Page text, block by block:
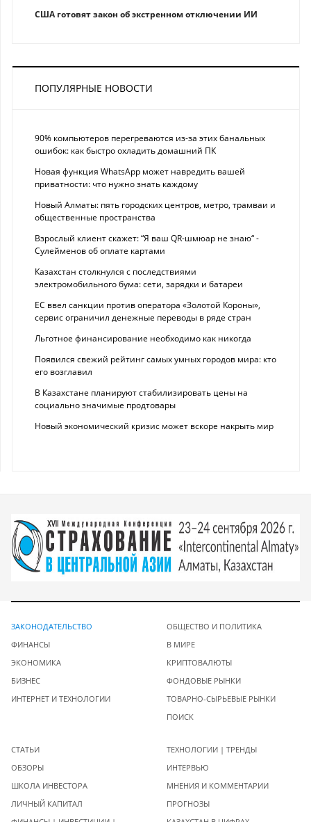
США готовят закон об экстренном отключении ИИ
ПОПУЛЯРНЫЕ НОВОСТИ
90% компьютеров перегреваются из-за этих банальных
ошибок: как быстро охладить домашний ПК
Новая функция WhatsApp может навредить вашей
приватности: что нужно знать каждому
Новый Алматы: пять городских центров, метро, трамваи и
общественные пространства
Взрослый клиент скажет: “Я ваш QR-шмюар не знаю“ -
Сулейменов об оплате картами
Казахстан столкнулся с последствиями
электромобильного бума: сети, зарядки и батареи
ЕС ввел санкции против оператора «Золотой Короны»,
сервис ограничил денежные переводы в ряде стран
Льготное финансирование необходимо как никогда
Появился свежий рейтинг самых умных городов мира: кто
его возглавил
В Казахстане планируют стабилизировать цены на
социально значимые продтовары
Новый экономический кризис может вскоре накрыть мир
ЗАКОНОДАТЕЛЬСТВО
ФИНАНСЫ
ЭКОНОМИКА
БИЗНЕС
ИНТЕРНЕТ И ТЕХНОЛОГИИ
ОБЩЕСТВО И ПОЛИТИКА
В МИРЕ
КРИПТОВАЛЮТЫ
ФОНДОВЫЕ РЫНКИ
ТОВАРНО-СЫРЬЕВЫЕ РЫНКИ
ПОИСК
СТАТЬИ
ОБЗОРЫ
ШКОЛА ИНВЕСТОРА
ЛИЧНЫЙ КАПИТАЛ
ТЕХНОЛОГИИ | ТРЕНДЫ
ИНТЕРВЬЮ
МНЕНИЯ И КОММЕНТАРИИ
ПРОГНОЗЫ